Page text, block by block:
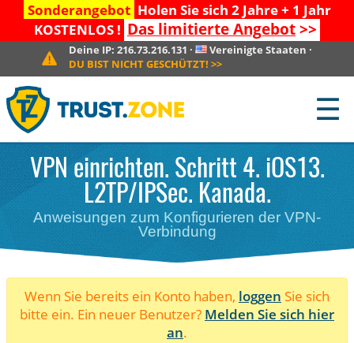
Sonderangebot Holen Sie sich 2 Jahre + 1 Jahr
KOSTENLOS ! Das limitierte Angebot>>
Deine IP: 216.73.216.131 · Vereinigte Staaten ·
DU BIST NICHT GESCHÜTZT! >>
☰
VPN einrichten. Schritt 4. iOS13.
L2TP/IPSec. Kanada.
Anweisungen zum Konfigurieren der VPN-
Verbindung
Wenn Sie bereits ein Konto haben, loggen Sie sich
bitte ein. Ein neuer Benutzer? Melden Sie sich hier
an.